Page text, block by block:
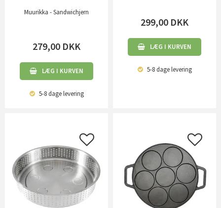
Muurikka - Sandwichjern
279,00 DKK
LÆG I KURVEN
5-8 dagelevering
299,00 DKK
LÆG I KURVEN
5-8 dagelevering